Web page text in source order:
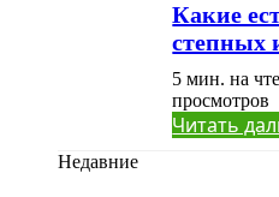
Какие
степных
5 мин. на
просмотров
Читать
Недавние